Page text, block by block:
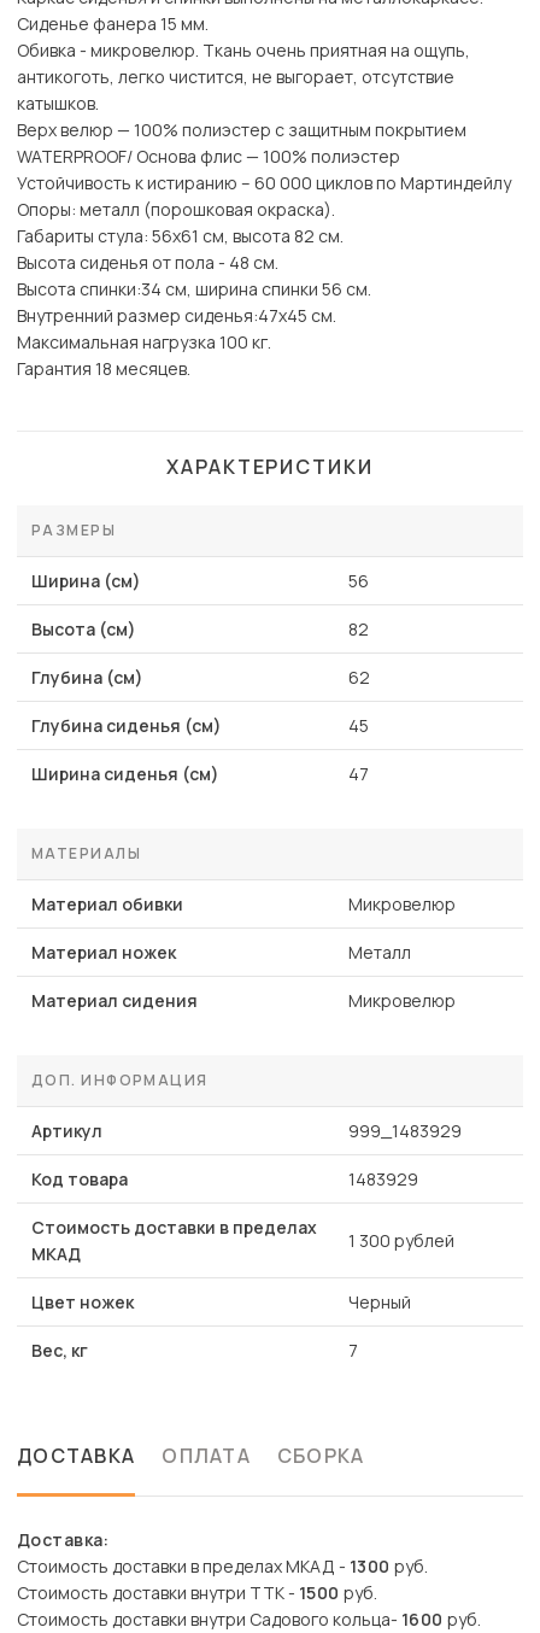
Сиденье фанера 15 мм.
Обивка - микровелюр. Ткань очень приятная на ощупь,
антикоготь, легко чистится, не выгорает, отсутствие
катышков.
Верх велюр — 100% полиэстер с защитным покрытием
WATERPROOF/ Основа флис — 100% полиэстер
Устойчивость к истиранию – 60 000 циклов по Мартиндейлу
Опоры: металл (порошковая окраска).
Габариты стула: 56х61 см, высота 82 см.
Высота сиденья от пола - 48 см.
Высота спинки:34 см, ширина спинки 56 см.
Внутренний размер сиденья:47х45 см.
Максимальная нагрузка 100 кг.
Гарантия 18 месяцев.
ХАРАКТЕРИСТИКИ
РАЗМЕРЫ
Ширина (см) 56
Высота (см) 82
Глубина (см) 62
Глубина сиденья (см) 45
Ширина сиденья (см) 47
МАТЕРИАЛЫ
Материал обивки Микровелюр
Материал ножек Металл
Материал сидения Микровелюр
ДОП. ИНФОРМАЦИЯ
Артикул 999_1483929
Код товара 1483929
Стоимость доставки в пределах
МКАД
1 300 рублей
Цвет ножек Черный
Вес, кг 7
ДОСТАВКА ОПЛАТА СБОРКА
Доставка:
Стоимость доставки в пределах МКАД - 1300 руб.
Стоимость доставки внутри ТТК - 1500 руб.
Стоимость доставки внутри Садового кольца- 1600 руб.